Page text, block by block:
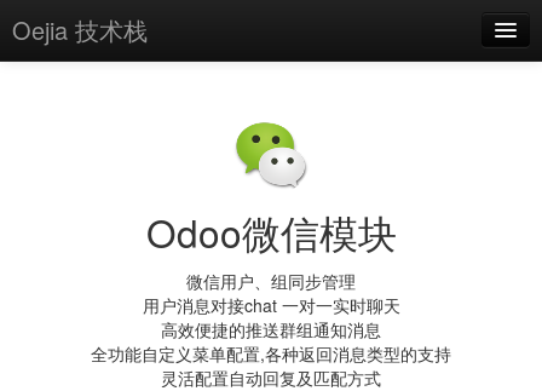
Oejia 技术栈
Odoo微信模块
微信用户、组同步管理
用户消息对接chat 一对一实时聊天
高效便捷的推送群组通知消息
全功能自定义菜单配置,各种返回消息类型的支持
灵活配置自动回复及匹配方式